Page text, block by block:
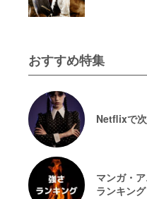
おすすめ特集
Netflixで
マンガ・
ランキング